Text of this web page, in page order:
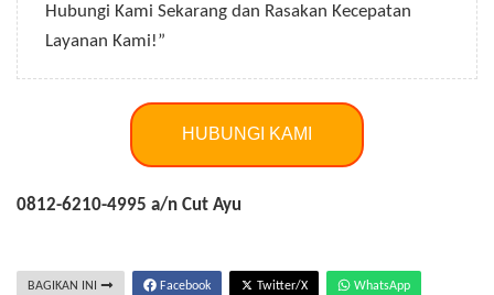
Hubungi Kami Sekarang dan Rasakan Kecepatan
Layanan Kami!”
HUBUNGI KAMI
0812-6210-4995 a/n Cut Ayu
BAGIKAN INI Facebook Twitter/X WhatsApp